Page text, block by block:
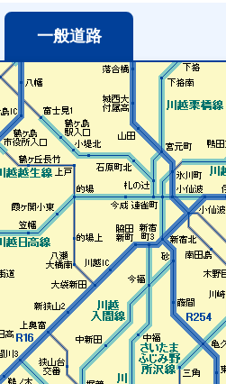
一般道路
表示設定
混雑 渋滞 通行止め
調整中
規制情報
事故 規制 通行止め